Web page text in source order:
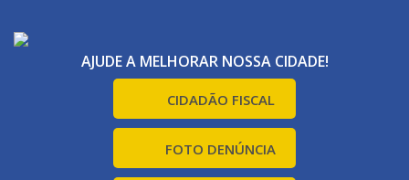
AJUDE A MELHORAR NOSSA CIDADE!
CIDADÃO FISCAL
FOTO DENÚNCIA